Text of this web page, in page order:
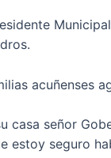
acuñenses
casa señor
estoy seguro